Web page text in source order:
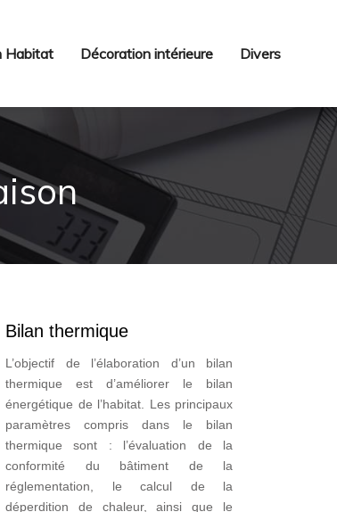
Habitat Décoration intérieure Divers
Bilan thermique
L’objectif de l’élaboration d’un bilan
thermique est d’améliorer le bilan
énergétique de l’habitat. Les principaux
paramètres compris dans le bilan
thermique sont : l’évaluation de la
conformité du bâtiment de la
réglementation, le calcul de la
déperdition de chaleur, ainsi que le